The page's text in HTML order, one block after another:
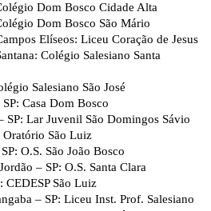
Dom Bosco Cidade Alta
Dom Bosco São Mário
Elíseos: Liceu Coração de Jesus
Colégio Salesiano Santa
Salesiano São José
Casa Dom Bosco
SP: Lar Juvenil São Domingos Sávio
Oratório São Luiz
O.S. São João Bosco
– SP: O.S. Santa Clara
CEDESP São Luiz
– SP: Liceu Inst. Prof. Salesiano